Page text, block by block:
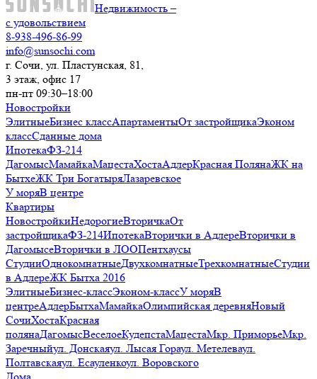
Недвижимость –
с удовольствием
8-938-496-86-99
info@sunsochi.com
г. Сочи, ул. Пластунская, 81,
3 этаж, офис 17
пн-пт 09:30–18:00
Новостройки
ЭлитныеБизнес классАпартаментыОт застройщикаЭконом
классСданные дома
ИпотекаФЗ-214
ДагомысМамайкаМацестаХостаАдлерКрасная ПолянаЖК на
БытхеЖК Три БогатыряЛазаревское
У моряВ центре
Квартиры
НовостройкиНедорогиеВторичкаОт
застройщикаФЗ-214ИпотекаВторички в АдлереВторички в
ДагомысеВторички в ЛООПентхаусы
СтудииОднокомнатныеДвухкомнатныеТрехкомнатныеСтудии
в АдлереЖК Бытха 2016
ЭлитныеБизнес-классЭконом-классУ моряВ
центреАдлерБытхаМамайкаОлимпийская деревняНовый
СочиХостаКрасная
полянаДагомысВеселоеКудепстаМацестаМкр. ПриморьеМкр.
Заречныйул. Донскаяул. Лысая Гораул. Метелеваул.
Полтавскаяул. Есауленкоул. Воровского